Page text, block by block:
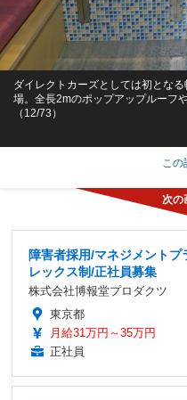
ダイレクトカーズとしては初とな
場。全長2mのポップアップルーフ
（12/73）
こ
障害者採用/マネジメント
レックス制/正社員募集
株式会社博報堂プロダクツ
東京都
月給31万円～35万円
正社員